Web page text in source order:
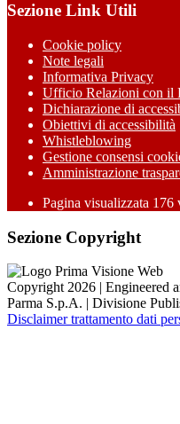
Sezione Link Utili
Cookie policy
Note legali
Informativa Privacy
Ufficio Relazioni con il
Dichiarazione di
Obiettivi di accessibilità
Whistleblowing
Gestione consensi
Amministrazione
Pagina visualizzata 176
Sezione Copyright
Copyright 2026 | Engineered
Parma S.p.A. | Divisione
Disclaimer trattamento dati